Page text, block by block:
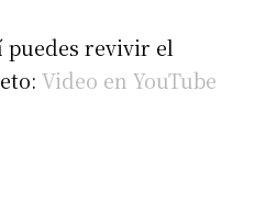
puedes revivir el
Video en YouTube